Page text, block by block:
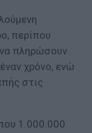
περίπου
πληρώσουν
χρόνο, ενώ
στις
1.000.000